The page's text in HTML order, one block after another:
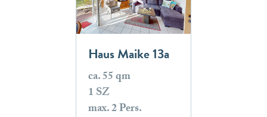
Haus Maike 13a
ca. 55 qm
1 SZ
max. 2 Pers.